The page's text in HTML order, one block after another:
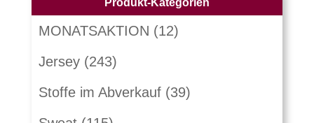
MONATSAKTION (12)
Jersey (243)
Stoffe im Abverkauf (39)